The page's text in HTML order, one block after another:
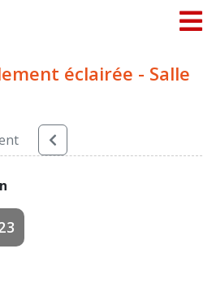
éclairée - Salle